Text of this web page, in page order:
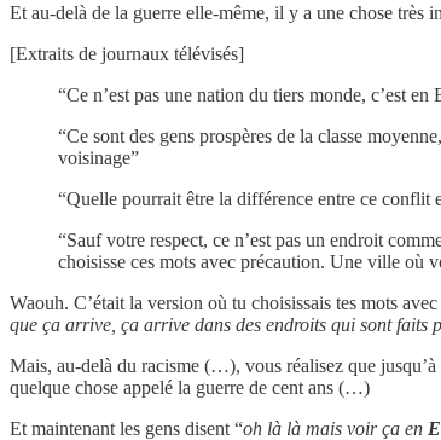
Et au-delà de la guerre elle-même, il y a une chose très
[Extraits de journaux télévisés]
“Ce n’est pas une nation du tiers monde, c’est en
“Ce sont des gens prospères de la classe
voisinage”
“Quelle pourrait être la différence entre ce conflit
“Sauf votre respect, ce n’est pas un endroit
choisisse ces mots avec précaution. Une ville où
Waouh. C’était la version où tu choisissais tes mots
que ça arrive, ça arrive dans des endroits qui sont faits
Mais, au-delà du racisme (…), vous réalisez que jusqu’à
quelque chose appelé la guerre de cent ans (…)
Et maintenant les gens disent “oh là là mais voir ça en